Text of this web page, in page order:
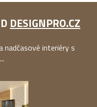
DESIGNPRO.CZ
nadčasové interiéry s